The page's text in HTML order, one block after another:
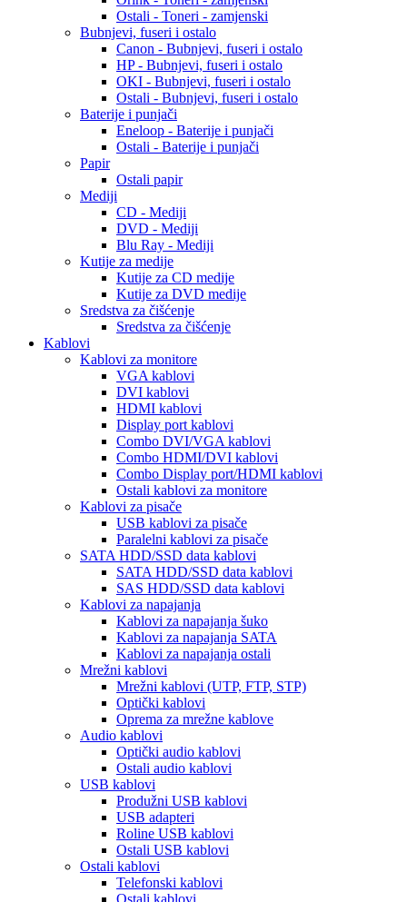
Ostali - Toneri - zamjenski
Bubnjevi, fuseri i ostalo
Canon - Bubnjevi, fuseri i ostalo
HP - Bubnjevi, fuseri i ostalo
OKI - Bubnjevi, fuseri i ostalo
Ostali - Bubnjevi, fuseri i ostalo
Baterije i punjači
Eneloop - Baterije i punjači
Ostali - Baterije i punjači
Papir
Ostali papir
Mediji
CD - Mediji
DVD - Mediji
Blu Ray - Mediji
Kutije za medije
Kutije za CD medije
Kutije za DVD medije
Sredstva za čišćenje
Sredstva za čišćenje
Kablovi
Kablovi za monitore
VGA kablovi
DVI kablovi
HDMI kablovi
Display port kablovi
Combo DVI/VGA kablovi
Combo HDMI/DVI kablovi
Combo Display port/HDMI kablovi
Ostali kablovi za monitore
Kablovi za pisače
USB kablovi za pisače
Paralelni kablovi za pisače
SATA HDD/SSD data kablovi
SATA HDD/SSD data kablovi
SAS HDD/SSD data kablovi
Kablovi za napajanja
Kablovi za napajanja šuko
Kablovi za napajanja SATA
Kablovi za napajanja ostali
Mrežni kablovi
Mrežni kablovi (UTP, FTP, STP)
Optički kablovi
Oprema za mrežne kablove
Audio kablovi
Optički audio kablovi
Ostali audio kablovi
USB kablovi
Produžni USB kablovi
USB adapteri
Roline USB kablovi
Ostali USB kablovi
Ostali kablovi
Telefonski kablovi
Ostali kablovi